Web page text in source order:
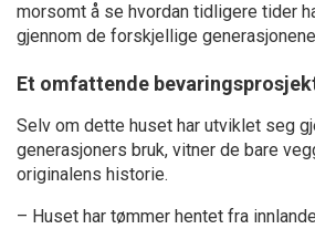
morsomt å se hvordan tidligere tider
gjennom de forskjellige
Et omfattende
Selv om dette huset har utviklet seg
generasjoners bruk, vitner de bare
originalens historie.
– Huset har tømmer hentet fra